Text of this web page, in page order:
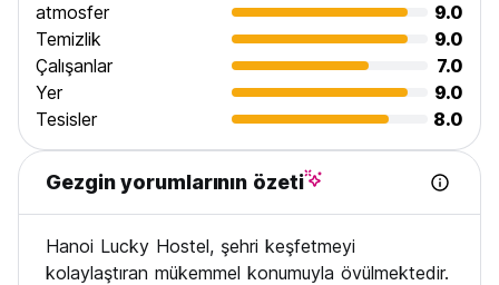
atmosfer
9.0
Temizlik
9.0
Çalışanlar
7.0
Yer
9.0
Tesisler
8.0
Gezgin yorumlarının özeti
Hanoi Lucky Hostel, şehri keşfetmeyi
kolaylaştıran mükemmel konumuyla övülmektedir.